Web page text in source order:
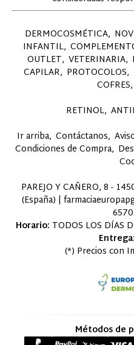
DERMOCOSMÉTICA
INFANTIL
OUTLET VETERINARIA
CAPILAR PROTOCOLOS
COFRES
RETINOL
Ir arriba Contáctanos
Condiciones de Compra
PAREJO Y CAÑERO, 8 -
(España) |
Horario: TODOS LOS DÍAS
Entrega:
(*) Precios con
Métodos de